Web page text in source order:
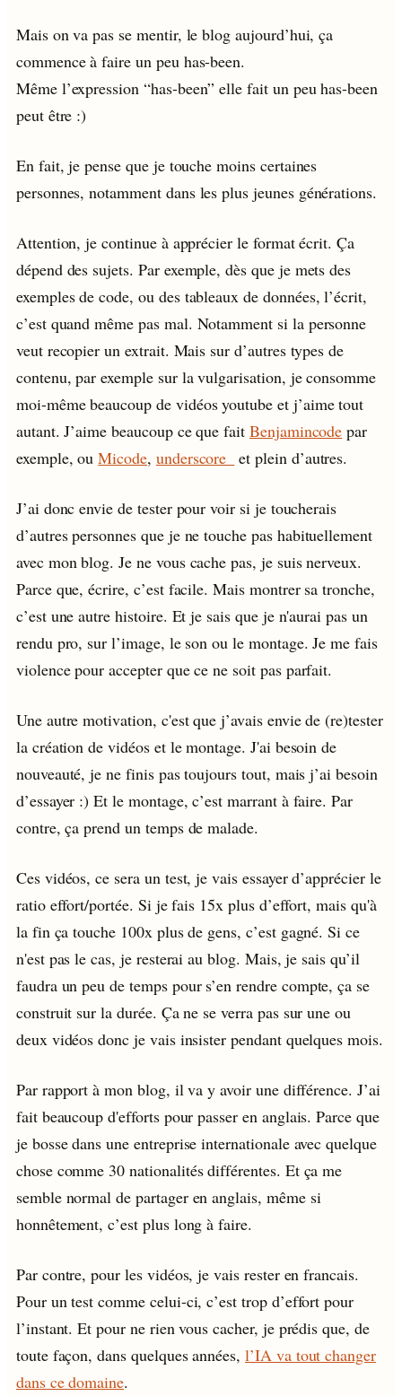
Mais on va pas se mentir, le blog aujourd’hui, ça
commence à faire un peu has-been.
Même l’expression “has-been” elle fait un peu has-been
peut être :)
En fait, je pense que je touche moins certaines
personnes, notamment dans les plus jeunes générations.
Attention, je continue à apprécier le format écrit. Ça
dépend des sujets. Par exemple, dès que je mets des
exemples de code, ou des tableaux de données, l’écrit,
c’est quand même pas mal. Notamment si la personne
veut recopier un extrait. Mais sur d’autres types de
contenu, par exemple sur la vulgarisation, je consomme
moi-même beaucoup de vidéos youtube et j’aime tout
autant. J’aime beaucoup ce que fait Benjamincode par
exemple, ouMicode, underscore_ et plein d’autres.
J’ai donc envie de tester pour voir si je toucherais
d’autres personnes que je ne touche pas habituellement
avec mon blog. Je ne vous cache pas, je suis nerveux.
Parce que, écrire, c’est facile. Mais montrer sa tronche,
c’est une autre histoire. Et je sais que je n'aurai pas un
rendu pro, sur l’image, le son ou le montage. Je me fais
violence pour accepter que ce ne soit pas parfait.
Une autre motivation, c'est que j’avais envie de (re)tester
la création de vidéos et le montage. J'ai besoin de
nouveauté, je ne finis pas toujours tout, mais j’ai besoin
d’essayer :) Et le montage, c’est marrant à faire. Par
contre, ça prend un temps de malade.
Ces vidéos, ce sera un test, je vais essayer d’apprécier le
ratio effort/portée. Si je fais 15x plus d’effort, mais qu'à
la fin ça touche 100x plus de gens, c’est gagné. Si ce
n'est pas le cas, je resterai au blog. Mais, je sais qu’il
faudra un peu de temps pour s’en rendre compte, ça se
construit sur la durée. Ça ne se verra pas sur une ou
deux vidéos donc je vais insister pendant quelques mois.
Par rapport à mon blog, il va y avoir une différence. J’ai
fait beaucoup d'efforts pour passer en anglais. Parce que
je bosse dans une entreprise internationale avec quelque
chose comme 30 nationalités différentes. Et ça me
semble normal de partager en anglais, même si
honnêtement, c’est plus long à faire.
Par contre, pour les vidéos, je vais rester en francais.
Pour un test comme celui-ci, c’est trop d’effort pour
l’instant. Et pour ne rien vous cacher, je prédis que, de
toute façon, dans quelques années,l’IA va tout changer
dans ce domaine.